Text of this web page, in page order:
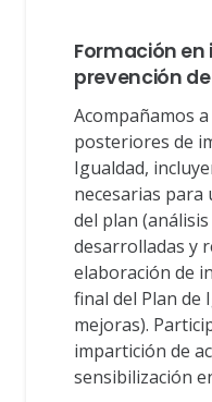
Formación
prevención
Acompañamos
posteriores de
Igualdad,
necesarias para
del plan
desarrolladas y
elaboración de
final del Plan de
mejoras).
impartición de
sensibilización